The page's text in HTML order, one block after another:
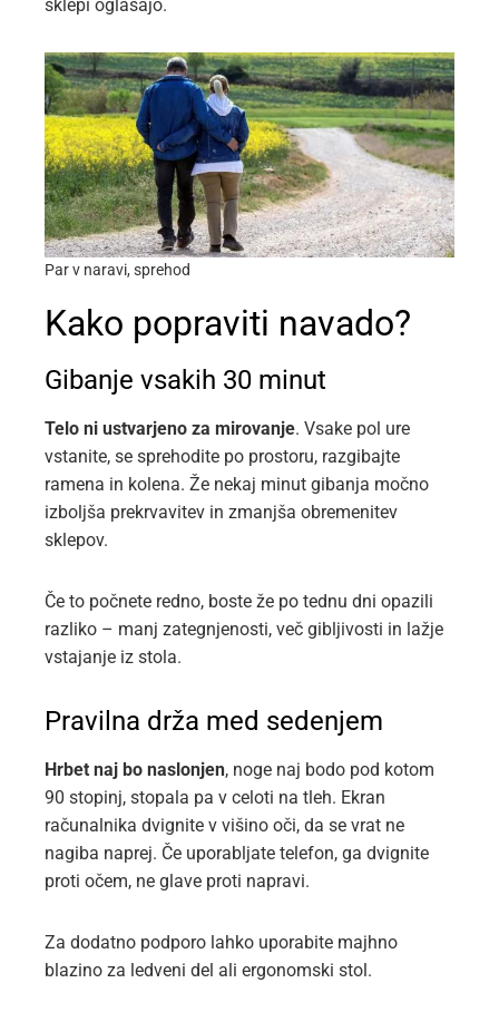
sklepi oglašajo.
Par v naravi, sprehod
Kako popraviti navado?
Gibanje vsakih 30 minut
Telo ni ustvarjeno za mirovanje. Vsake pol ure
vstanite, se sprehodite po prostoru, razgibajte
ramena in kolena. Že nekaj minut gibanja močno
izboljša prekrvavitev in zmanjša obremenitev
sklepov.
Če to počnete redno, boste že po tednu dni opazili
razliko – manj zategnjenosti, več gibljivosti in lažje
vstajanje iz stola.
Pravilna drža med sedenjem
Hrbet naj bo naslonjen, noge naj bodo pod kotom
90 stopinj, stopala pa v celoti na tleh. Ekran
računalnika dvignite v višino oči, da se vrat ne
nagiba naprej. Če uporabljate telefon, ga dvignite
proti očem, ne glave proti napravi.
Za dodatno podporo lahko uporabite majhno
blazino za ledveni del ali ergonomski stol.